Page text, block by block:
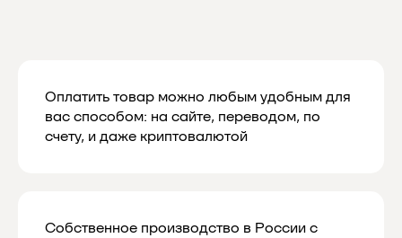
Оплатить товар можно любым удобным для
вас способом: на сайте, переводом, по
счету, и даже криптовалютой
Собственное производство в России с
персональных данных в соответствии
политикой конфиденциальности
Даю согласие на получение рекламной
и маркетинговой рассылки